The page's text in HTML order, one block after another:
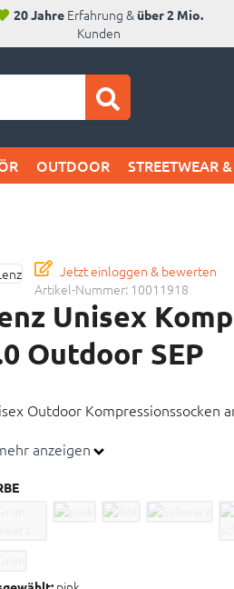
20 JahreErfahrung & über 2 Mio.
Kunden
OUTDOOR STREETWEAR
Jetzt einloggen & bewerten
Artikel-Nummer: 10011918
Unisex
Outdoor SEP
Outdoor Kompressionssocken
Performance Wäsche und
System hält den Körper in der
zur
anzeigen